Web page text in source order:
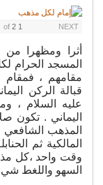
نساء مؤمنات
فتاوى المهجر
قضايا اجتماعية
فرق ومذاهب
رعاية المحتاجين
الإسلام والأديان
قضايا فكرية
1
of
2 NEXT
أثرا ومظهرا
المسجد
مقامهم ، فمقام
قبالة الركن
عليه السلام ،
اليماني . تكون
المذهب الشافعي
المالكية ثم
وقت واحد ،كل
السهو واللغط